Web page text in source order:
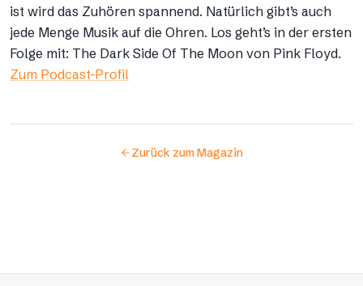
ist wird das Zuhören spannend. Natürlich gibt’s auch
jede Menge Musik auf die Ohren. Los geht’s in der ersten
Folge mit: The Dark Side Of The Moon von Pink Floyd.
Zum Podcast-Profil
Zurück zum Magazin